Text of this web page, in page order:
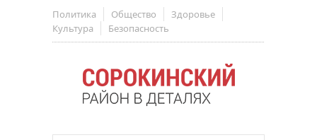
Политика Общество
Здоровье
Культура
Безопасность